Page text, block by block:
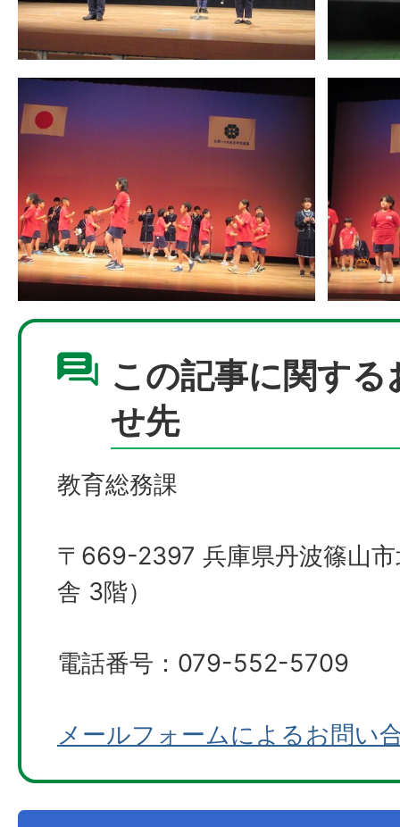
この記事に関する
せ先
教育総務課
〒669-2397 兵庫県丹波篠山
舎 3階）
電話番号：079-552-5709
メールフォームによるお問い